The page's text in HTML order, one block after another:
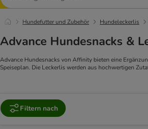
Hundefutter und Zubehör Hundeleckerlis
Advance Hundesnacks &
Advance Hundesnacks von Affinity bieten eine
Speiseplan. Die Leckerlis werden aus hochwertigen
Filtern nach